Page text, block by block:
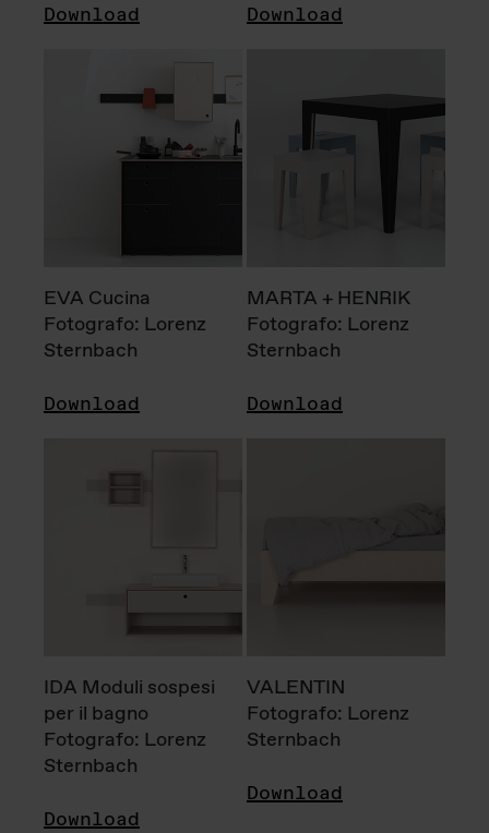
Download Download
EVA Cucina
Fotografo: Lorenz
Sternbach
Download
MARTA + HENRIK
Fotografo: Lorenz
Sternbach
Download
IDA Moduli sospesi
per il bagno
Fotografo: Lorenz
Sternbach
Download
VALENTIN
Fotografo: Lorenz
Sternbach
Download